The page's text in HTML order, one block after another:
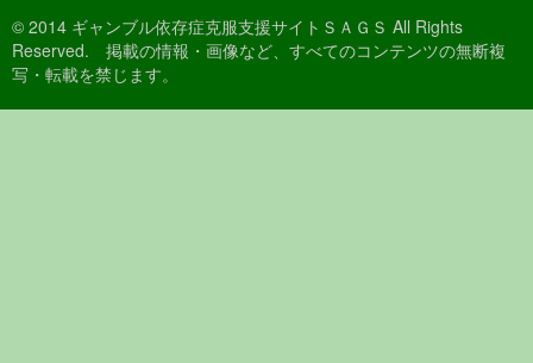
© 2014 ギャンブル依存症克服支援サイトＳＡＧＳ All Rights
Reserved. 掲載の情報・画像など、すべてのコンテンツの無断複
写・転載を禁じます。